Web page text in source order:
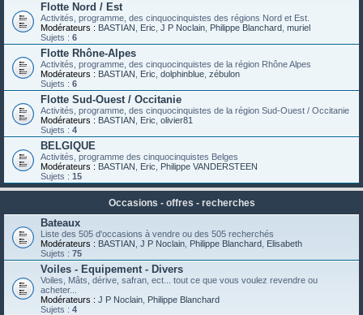
Flotte Nord / Est
Activités, programme, des cinquocinquistes des régions Nord et Est.
Modérateurs : BASTIAN Eric J P Noclain Philippe Blanchard muriel
Sujets : 6
Flotte Rhône-Alpes
Activités, programme, des cinquocinquistes de la région Rhône Alpes
Modérateurs : BASTIAN Eric dolphinblue zébulon
Sujets : 6
Flotte Sud-Ouest / Occitanie
Activités, programme, des cinquocinquistes de la région Sud-Ouest / Occitanie
Modérateurs : BASTIAN Eric olivier81
Sujets : 4
BELGIQUE
Activités, programme des cinquocinquistes Belges
Modérateurs : BASTIAN Eric
Philippe VANDERSTEEN
Sujets : 15
Occasions - offres - recherches
Bateaux
Liste des 505 d'occasions à vendre ou des 505 recherchés
Modérateurs : BASTIAN J P Noclain Philippe Blanchard Elisabeth
Sujets : 75
Voiles - Equipement - Divers
Voiles, Mâts, dérive, safran, ect... tout ce que vous voulez revendre ou
acheter...
Modérateurs : J P Noclain Philippe Blanchard
Sujets : 4